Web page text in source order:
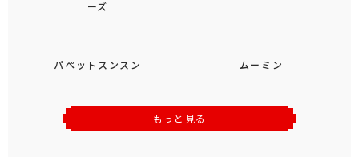
ンザビーチ
遊☆戯☆王デュエルモンスタ
ーズ